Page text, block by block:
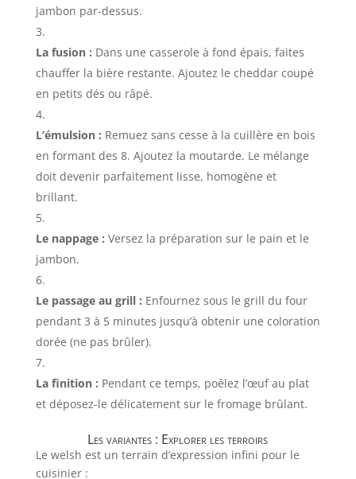
jambon par-dessus.
La fusion : Dans une casserole à fond épais, faites
chauffer la bière restante. Ajoutez le cheddar coupé
en petits dés ou râpé.
L’émulsion : Remuez sans cesse à la cuillère en bois
en formant des 8. Ajoutez la moutarde. Le mélange
doit devenir parfaitement lisse, homogène et
brillant.
Le nappage : Versez la préparation sur le pain et le
jambon.
Le passage au grill : Enfournez sous le grill du four
pendant 3 à 5 minutes jusqu’à obtenir une coloration
dorée (ne pas brûler).
La finition : Pendant ce temps, poêlez l’œuf au plat
et déposez-le délicatement sur le fromage brûlant.
Les variantes : Explorer les terroirs
Le welsh est un terrain d’expression infini pour le
cuisinier :